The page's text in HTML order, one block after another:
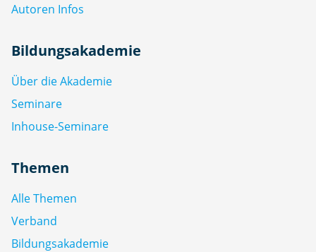
Autoren Infos
Bildungsakademie
Über die Akademie
Seminare
Inhouse-Seminare
Themen
Alle Themen
Verband
Bildungsakademie